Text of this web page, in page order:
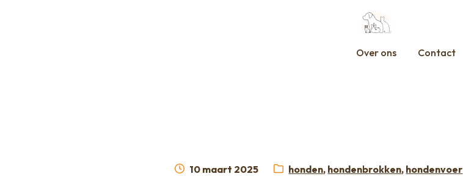
Over ons Contact
Geplaatst
10 maart 2025 Categorieën:
honden, hondenbrokken, hondenvoer